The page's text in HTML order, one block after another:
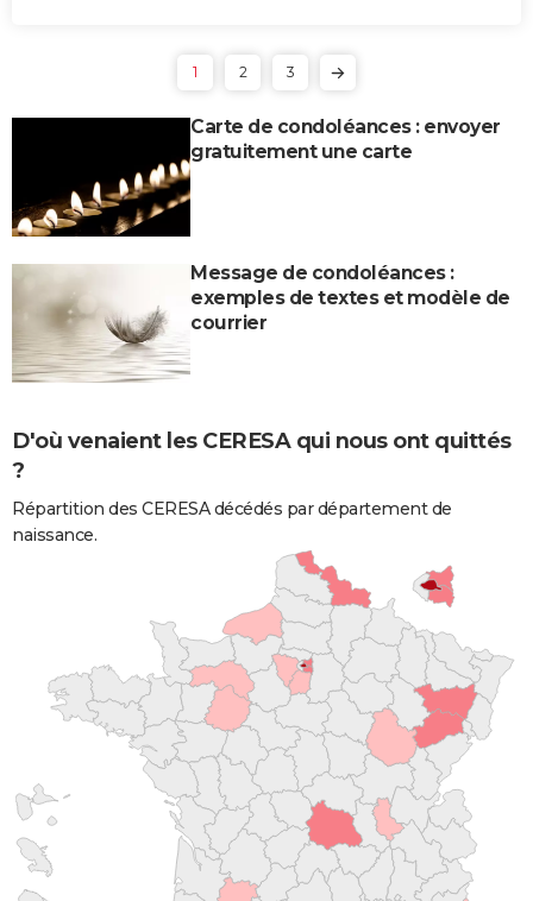
1 2 3
Carte de condoléances : envoyer
gratuitement une carte
Message de condoléances :
exemples de textes et modèle de
courrier
D'où venaient les CERESA qui nous ont quittés
?
Répartition des CERESA décédés par département de
naissance.